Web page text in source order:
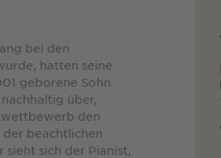
bei den
hatten seine
geborene Sohn
über,
den
der beachtlichen
sich der Pianist,